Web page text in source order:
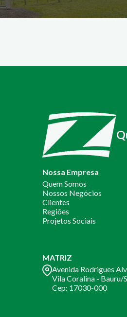
Nossa Empresa
Quem Somos
Nossos Negócios
Clientes
Regiões
Projetos Sociais
MATRIZ
Avenida Rodrigues
Vila Coralina - Bauru/
Cep: 17030-000